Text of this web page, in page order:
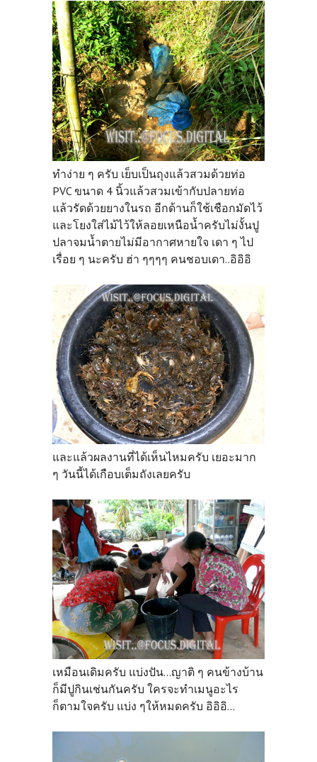
ทำง่าย ๆ ครับ เย็บเป็นถุงแล้วสวมด้วยท่อ
PVC ขนาด 4 นิ้วแล้วสวมเข้ากับปลายท่อ
แล้วรัดด้วยยางในรถ อีกด้านก็ใช้เชือกมัดไว้
และโยงใส่ไม้ไว้ให้ลอยเหนือน้ำครับไม่งั้นปู
ปลาจมน้ำตายไม่มีอากาศหายใจ เดา ๆ ไป
เรื่อย ๆ นะครับ ฮ่า ๆๆๆๆ คนชอบเดา..อิอิอิ
และแล้วผลงานที่ได้เห็นไหมครับ เยอะมาก
ๆ วันนี้ได้เกือบเต็มถังเลยครับ
เหมือนเดิมครับ แบ่งปัน...ญาติ ๆ คนข้างบ้าน
ก็มีปูกินเช่นกันครับ ใครจะทำเมนูอะไร
ก็ตามใจครับ แบ่ง ๆให้หมดครับ อิอิอิ...